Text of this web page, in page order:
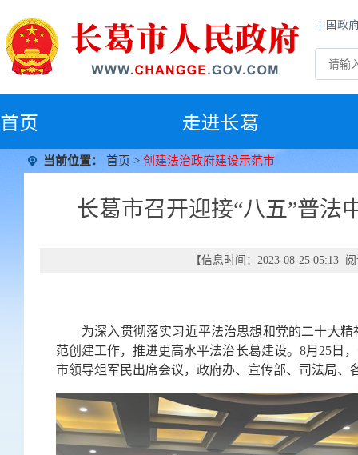
中国政
首页 走进长葛
当前位置： 首页 > 创建法治政府建设示范市
长葛市召开迎接“八五”普法
【信息时间：2023-08-25 05:13
为深入贯彻落实习近平法治思想和党的二十大
范创建工作，推进更高水平法治长葛建设。8月25日
市领导俎军民出席会议，政府办、宣传部、司法局、